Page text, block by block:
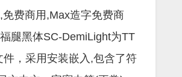
免费商用,Max造字免费商
腿黑体SC-DemiLight为TT
件，采用安装嵌入,包含了符